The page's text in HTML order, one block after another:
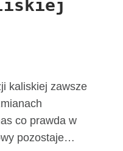
kaliskiej zawsze
co prawda w
pozostaje…